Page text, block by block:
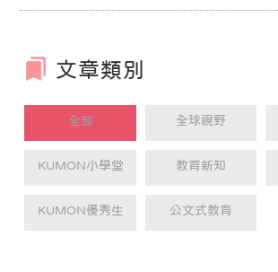
文章類別
全部 全球視野
KUMON小學堂 教育新知
KUMON優秀生 公文式教育